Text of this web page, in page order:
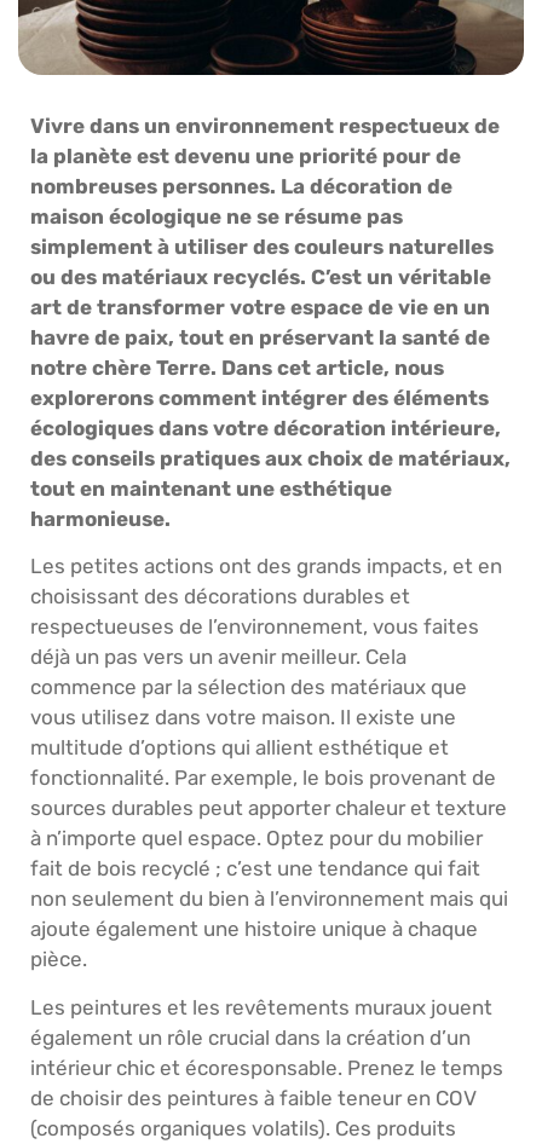
Vivre dans un environnement respectueux de
la planète est devenu une priorité pour de
nombreuses personnes. La décoration de
maison écologique ne se résume pas
simplement à utiliser des couleurs naturelles
ou des matériaux recyclés. C’est un véritable
art de transformer votre espace de vie en un
havre de paix, tout en préservant la santé de
notre chère Terre. Dans cet article, nous
explorerons comment intégrer des éléments
écologiques dans votre décoration intérieure,
des conseils pratiques aux choix de matériaux,
tout en maintenant une esthétique
harmonieuse.
Les petites actions ont des grands impacts, et en
choisissant des décorations durables et
respectueuses de l’environnement, vous faites
déjà un pas vers un avenir meilleur. Cela
commence par la sélection des matériaux que
vous utilisez dans votre maison. Il existe une
multitude d’options qui allient esthétique et
fonctionnalité. Par exemple, le bois provenant de
sources durables peut apporter chaleur et texture
à n’importe quel espace. Optez pour du mobilier
fait de bois recyclé ; c’est une tendance qui fait
non seulement du bien à l’environnement mais qui
ajoute également une histoire unique à chaque
pièce.
Les peintures et les revêtements muraux jouent
également un rôle crucial dans la création d’un
intérieur chic et écoresponsable. Prenez le temps
de choisir des peintures à faible teneur en COV
(composés organiques volatils). Ces produits